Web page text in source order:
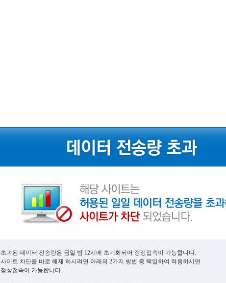
초과된 데이터 전송량은 금일 밤 12시에 초기화되어 정상접속이 가능합니다.
사이트 차단을 바로 해제 하시려면 아래의 2가지 방법 중 택일하여 적용하시면
정상접속이 가능합니다.